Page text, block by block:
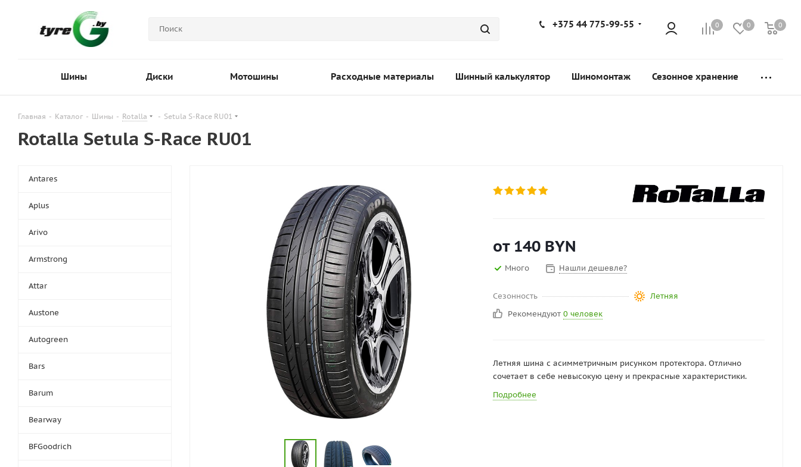
0 0 0
+375 44 775-99-55
Шины Диски Мотошины Расходные материалы Шинный калькулятор Шиномонтаж Сезонное хранение
Главная - Каталог - Шины - Rotalla - Setula S-Race RU01
Rotalla Setula S-Race RU01
от 140 BYN
Много Нашли дешевле?
Сезонность
Летняя
Рекомендуют 0 человек
Летняя шина с асимметричным рисунком протектора. Отлично
сочетает в себе невысокую цену и прекрасные характеристики.
Подробнее
Antares
Aplus
Arivo
Armstrong
Attar
Austone
Autogreen
Bars
Barum
Bearway
BFGoodrich